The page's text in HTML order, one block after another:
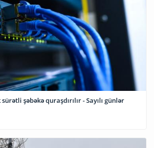
şəbəkə quraşdırılır - Sayılı günlər